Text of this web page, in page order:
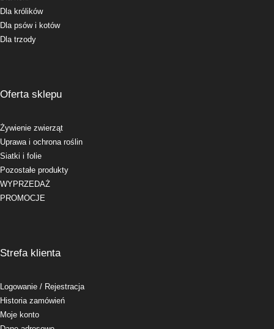
Dla królików
Dla psów i kotów
Dla trzody
Oferta sklepu
Żywienie zwierząt
Uprawa i ochrona roślin
Siatki i folie
Pozostałe produkty
WYPRZEDAŻ
PROMOCJE
Strefa klienta
Logowanie / Rejestracja
Historia zamówień
Moje konto